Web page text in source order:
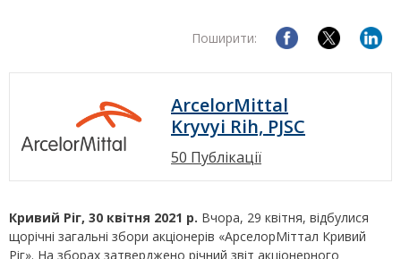
Поширити:
ArcelorMittal
Kryvyi Rih, PJSC
50 Публікації
Кривий Ріг, 30 квітня 2021 р. Вчора, 29 квітня, відбулися
щорічні загальні збори акціонерів «АрселорМіттал Кривий
Ріг». На зборах затверджено річний звіт акціонерного